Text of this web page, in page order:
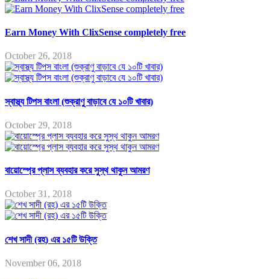
Earn Money With ClixSense completely free
October 26, 2018
স্বাস্থ্য টিপস বাংলা (শুক্রাণু বাড়াবে যে ১০টি খাবার)
October 29, 2018
বায়োস্প্রে প্লাস ব্যবহার করে সুস্থ থাকুন আমরণ
October 31, 2018
শেখ সাদী (রহ) এর ১৫টি উক্তি
November 06, 2018